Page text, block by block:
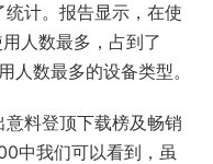
计。报告显示，在使
人数最多，占到了
数最多的设备类型。
料登顶下载榜及畅销
中我们可以看到，虽